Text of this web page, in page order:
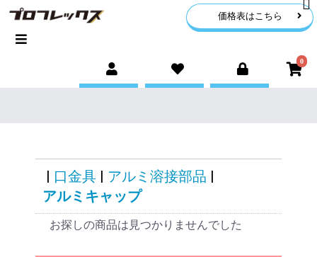
価格表はこちら
0
| 口金具 | アルミ溶接部品 |
アルミキャップ
お探しの商品は見つかりませんでした